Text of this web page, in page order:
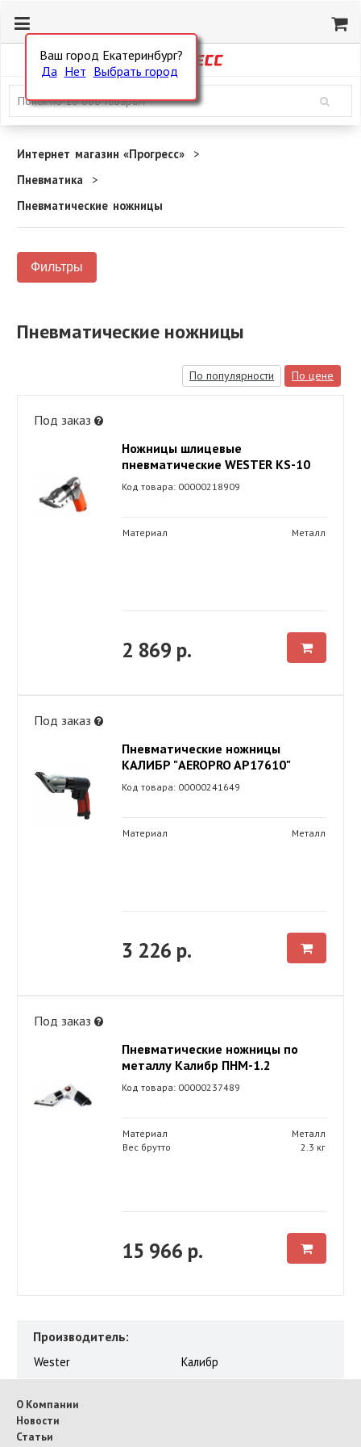
Ваш город Екатеринбург?
Да Нет Выбрать город
Интернет магазин «Прогресс»
Пневматика
Пневматические ножницы
Фильтры
Пневматические ножницы
По популярности По цене
Под заказ
Ножницы шлицевые
пневматические WESTER KS-10
Код товара: 00000218909
Материал Металл
2 869 р.
Под заказ
Пневматические ножницы
КАЛИБР "AEROPRO AP17610"
Код товара: 00000241649
Материал Металл
3 226 р.
Под заказ
Пневматические ножницы по
металлу Калибр ПНМ-1.2
Код товара: 00000237489
Материал
Металл
Вес брутто
2.3 кг
15 966 р.
Производитель:
Wester Калибр
О Компании
Новости
Статьи